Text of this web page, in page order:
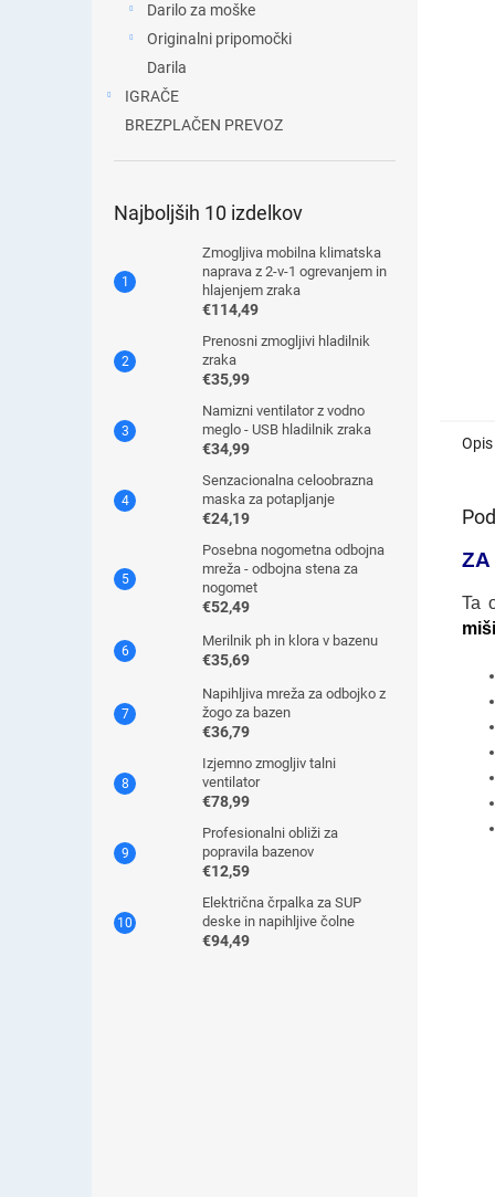
Darilo za moške
Originalni pripomočki
Darila
IGRAČE
BREZPLAČEN PREVOZ
Najboljših 10 izdelkov
Zmogljiva mobilna klimatska
naprava z 2-v-1 ogrevanjem in
hlajenjem zraka
€114,49
Prenosni zmogljivi hladilnik
zraka
€35,99
Namizni ventilator z vodno
meglo - USB hladilnik zraka
€34,99
Senzacionalna celoobrazna
maska ​​za potapljanje
€24,19
Posebna nogometna odbojna
mreža - odbojna stena za
nogomet
€52,49
Merilnik ph in klora v bazenu
€35,69
Napihljiva mreža za odbojko z
žogo za bazen
€36,79
Izjemno zmogljiv talni
ventilator
€78,99
Profesionalni obliži za
popravila bazenov
€12,59
Električna črpalka za SUP
deske in napihljive čolne
€94,49
Opis
ZA
Ta